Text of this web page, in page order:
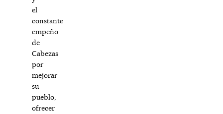
el
constante
empeño
de
Cabezas
por
mejorar
su
pueblo,
ofrecer